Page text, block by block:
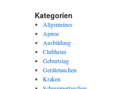
Kategorien
Allgemeines
Apnoe
Ausbildung
Clubheim
Geburtstag
Gerätetauchen
Kraken